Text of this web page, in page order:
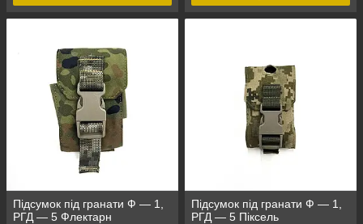
Підсумок під гранати Ф — 1,
РГД — 5 Флектарн
Підсумок під гранати Ф — 1,
РГД — 5 Піксель